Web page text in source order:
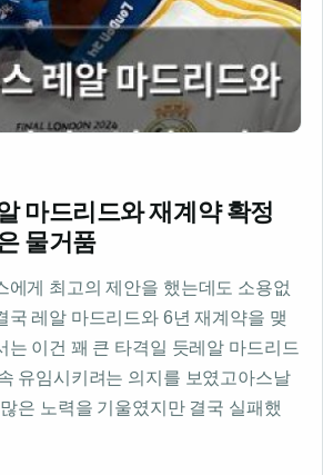
마드리드와 재계약 확정
물거품
에게 최고의 제안을 했는데도 소용없
국 레알 마드리드와 6년 재계약을 맺
는 이건 꽤 큰 타격일 듯레알 마드리드
유임시키려는 의지를 보였고아스날
은 노력을 기울였지만 결국 실패했